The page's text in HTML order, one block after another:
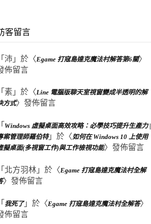
客留言
「 沛 」於〈Egame 打寇島達克魔法村解答第6關〉
佈留言
「 素 」於〈Line 電腦版聊天室視窗變成半透明的解
方式〉發佈留言
「 Windows 虛擬桌面高效攻略：必學技巧提升生產力 |
案管理師羅伯特」於〈 如何在 Windows 10 上使用
擬桌面(多視窗工作)與工作檢視功能〉發佈留言
「 北方羽林 」於〈Egame 打寇島達克魔法村全解
〉發佈留言
「 我死了」於〈Egame 打寇島達克魔法村全解答〉
佈留言